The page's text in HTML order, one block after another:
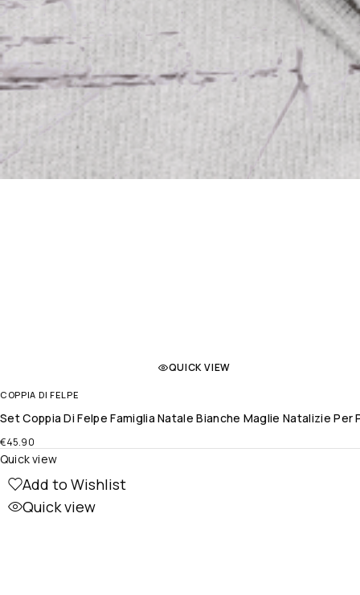
QUICK VIEW
COPPIA DI FELPE
Set Coppia Di Felpe Famiglia Natale Bianche Maglie Natalizie
€45.90
Add to Wishlist
Quick view
Quick view